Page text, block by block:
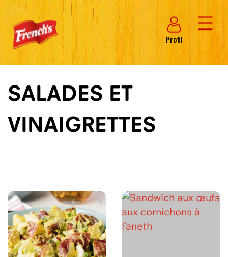
Profil
SALADES ET
VINAIGRETTES